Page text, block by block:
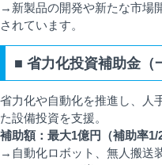
→新製品の開発や新たな市場
されています。
■ 省力化投資補助金（
省力化や自動化を推進し、人
た設備投資を支援。
補助額：最大1億円（補助率1/2
→自動化ロボット、無人搬送